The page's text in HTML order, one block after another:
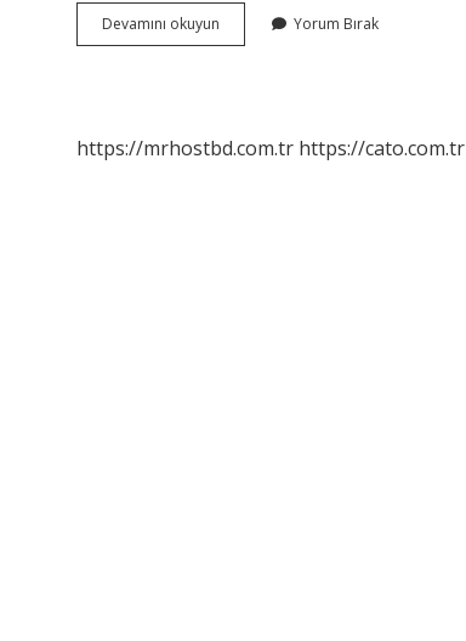
Devamını okuyun
Boyayı
Yorum Bırak
https://mrhostbd.com.tr https://cato.com.tr